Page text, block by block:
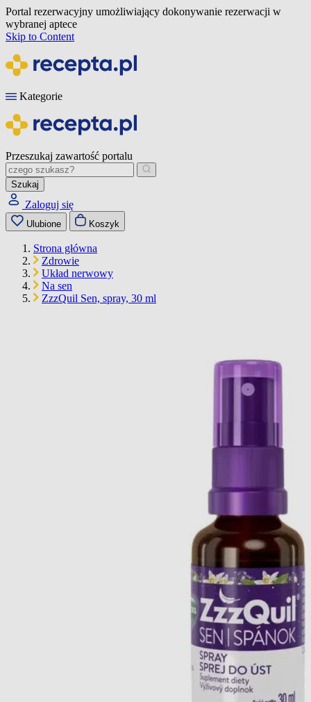
Portal rezerwacyjny umożliwiający dokonywanie rezerwacji w
wybranej aptece
Skip to Content
Kategorie
Przeszukaj zawartość portalu
Szukaj
Zaloguj się
Ulubione Koszyk
Strona główna
Zdrowie
Układ nerwowy
Na sen
ZzzQuil Sen, spray, 30 ml